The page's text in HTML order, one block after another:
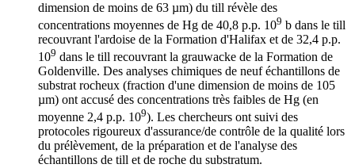
dimension de moins de 63 µm) du till révèle des
concentrations moyennes de Hg de 40,8 p.p. 109 b dans le till
recouvrant l'ardoise de la Formation d'Halifax et de 32,4 p.p.
109 dans le till recouvrant la grauwacke de la Formation de
Goldenville. Des analyses chimiques de neuf échantillons de
substrat rocheux (fraction d'une dimension de moins de 105
µm) ont accusé des concentrations très faibles de Hg (en
moyenne 2,4 p.p. 109). Les chercheurs ont suivi des
protocoles rigoureux d'assurance/de contrôle de la qualité lors
du prélèvement, de la préparation et de l'analyse des
échantillons de till et de roche du substratum.